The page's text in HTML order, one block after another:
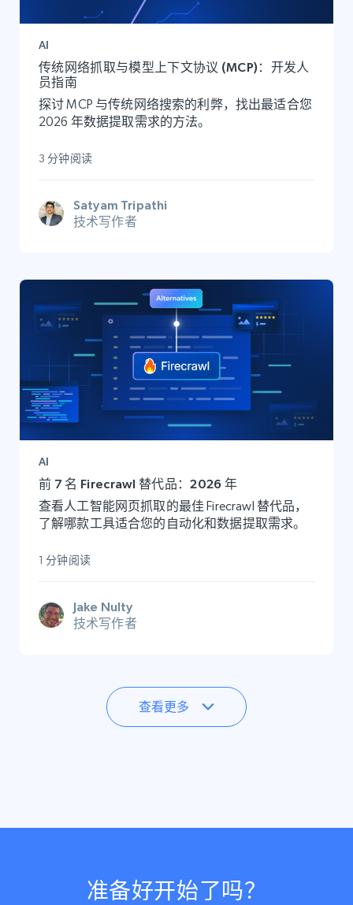
AI
传统网络抓取与模型上下文协议 (MCP)：开发人
员指南
探讨 MCP 与传统网络搜索的利弊，找出最适合您
2026 年数据提取需求的方法。
3 分钟阅读
Satyam Tripathi
技术写作者
AI
前 7 名 Firecrawl 替代品：2026 年
查看人工智能网页抓取的最佳 Firecrawl 替代品，
了解哪款工具适合您的自动化和数据提取需求。
1 分钟阅读
Jake Nulty
技术写作者
查看更多
准备好开始了吗？